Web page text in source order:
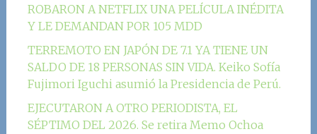
ROBARON A NETFLIX UNA PELÍCULA INÉDITA
Y LE DEMANDAN POR 105 MDD
TERREMOTO EN JAPÓN DE 7.1 YA TIENE UN
SALDO DE 18 PERSONAS SIN VIDA. Keiko Sofía
Fujimori Iguchi asumió la Presidencia de Perú.
EJECUTARON A OTRO PERIODISTA, EL
SÉPTIMO DEL 2026. Se retira Memo Ochoa